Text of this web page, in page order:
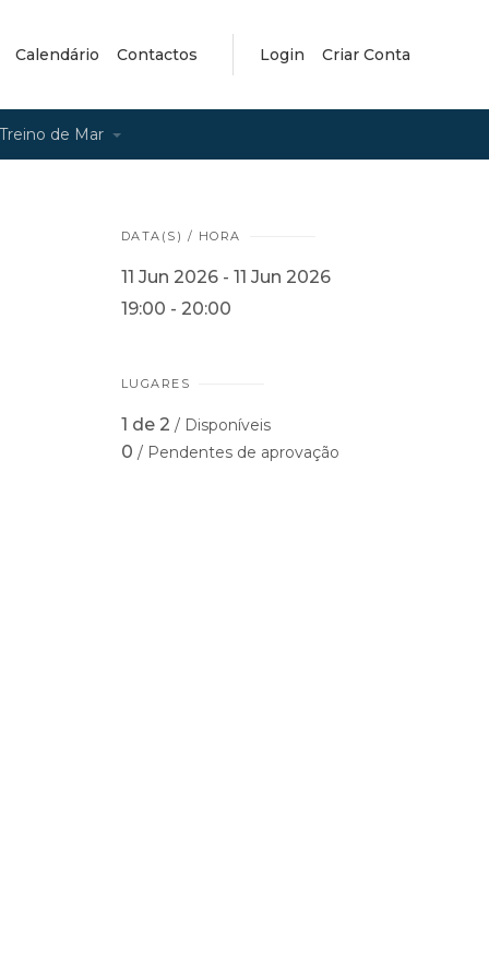
Calendário Contactos Login Criar Conta
de Mar
DATA(S) / HORA
11 Jun 2026 - 11 Jun 2026
19:00 - 20:00
LUGARES
1 de 2 / Disponíveis
0 / Pendentes de aprovação